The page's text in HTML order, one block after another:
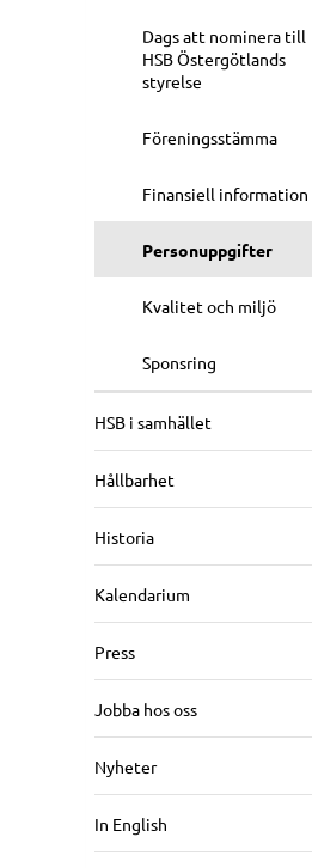
Dags att nominera till
HSB Östergötlands
styrelse
Föreningsstämma
Finansiell information
Personuppgifter
Kvalitet och miljö
Sponsring
HSB i samhället
Hållbarhet
Historia
Kalendarium
Press
Jobba hos oss
Nyheter
In English